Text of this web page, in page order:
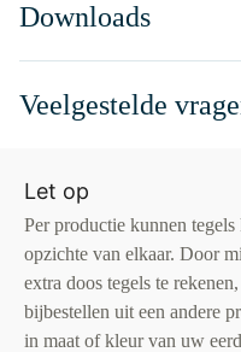
Downloads
Veelgestelde
Let op
Per productie kunnen
opzichte van elkaar. Door
extra doos tegels te
bijbestellen uit een andere
in maat of kleur van uw